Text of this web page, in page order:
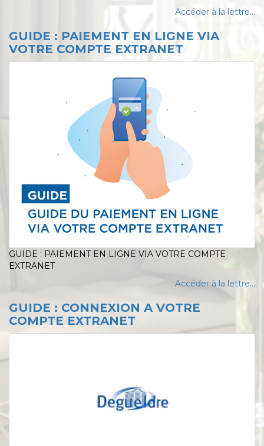
Accéder à la lettre...
GUIDE : PAIEMENT EN LIGNE VIA
VOTRE COMPTE EXTRANET
GUIDE : PAIEMENT EN LIGNE VIA VOTRE COMPTE
EXTRANET
Accéder à la lettre...
GUIDE : CONNEXION A VOTRE
COMPTE EXTRANET